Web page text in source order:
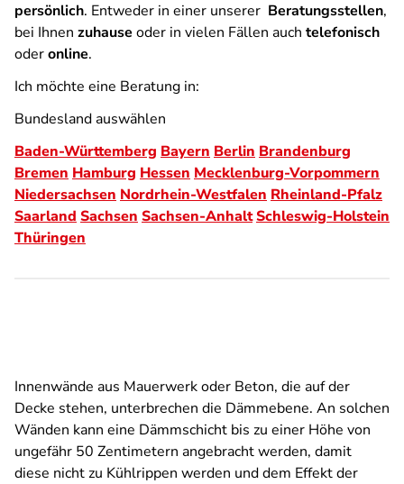
persönlich. Entweder in einer unserer Beratungsstellen,
bei Ihnen zuhause oder in vielen Fällen auch telefonisch
oderonline.
Ich möchte eine Beratung in:
Bundesland auswählen
Baden-Württemberg Bayern Berlin Brandenburg
Bremen Hamburg Hessen Mecklenburg-Vorpommern
Niedersachsen Nordrhein-Westfalen Rheinland-Pfalz
Saarland Sachsen Sachsen-AnhaltSchleswig-Holstein
Thüringen
Innenwände aus Mauerwerk oder Beton, die auf der
Decke stehen, unterbrechen die Dämmebene. An solchen
Wänden kann eine Dämmschicht bis zu einer Höhe von
ungefähr 50 Zentimetern angebracht werden, damit
diese nicht zu Kühlrippen werden und dem Effekt der